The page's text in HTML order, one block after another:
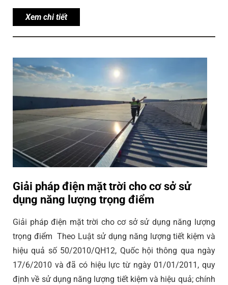
Xem chi tiết
Giải pháp điện mặt trời cho cơ sở sử
dụng năng lượng trọng điểm
Giải pháp điện mặt trời cho cơ sở sử dụng năng lượng
trọng điểm Theo Luật sử dụng năng lượng tiết kiệm và
hiệu quả số 50/2010/QH12, Quốc hội thông qua ngày
17/6/2010 và đã có hiệu lực từ ngày 01/01/2011, quy
định về sử dụng năng lượng tiết kiệm và hiệu quả; chính